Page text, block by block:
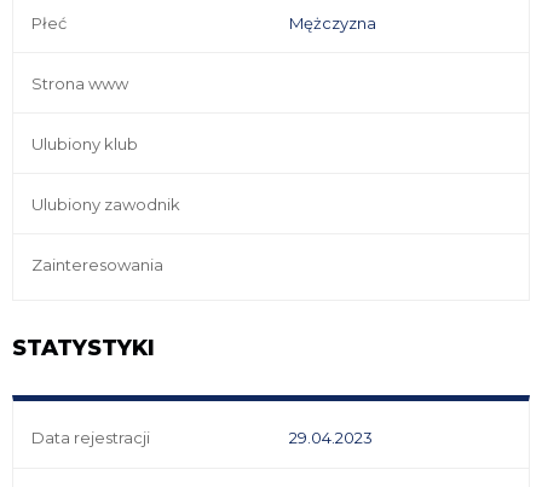
Płeć Mężczyzna
Strona www
Ulubiony klub
Ulubiony zawodnik
Zainteresowania
STATYSTYKI
Data rejestracji 29.04.2023